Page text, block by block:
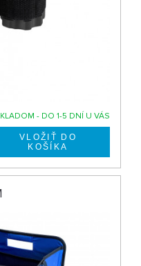
- DO 1-5 DNÍ U VÁS